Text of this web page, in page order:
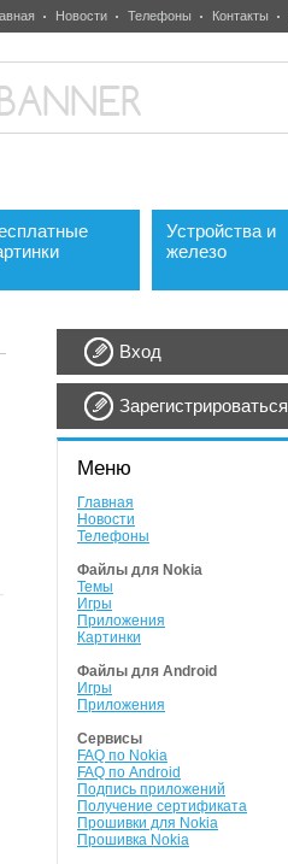
Новости Телефоны Контакты
Устройства и
железо
Вход
Зарегистрироваться
Меню
Главная
Новости
Телефоны
Файлы для Nokia
Темы
Игры
Приложения
Картинки
Файлы для Android
Игры
Приложения
Сервисы
FAQ по Nokia
FAQ по Android
Подпись приложений
Получение сертификата
Прошивки для Nokia
Прошивка Nokia